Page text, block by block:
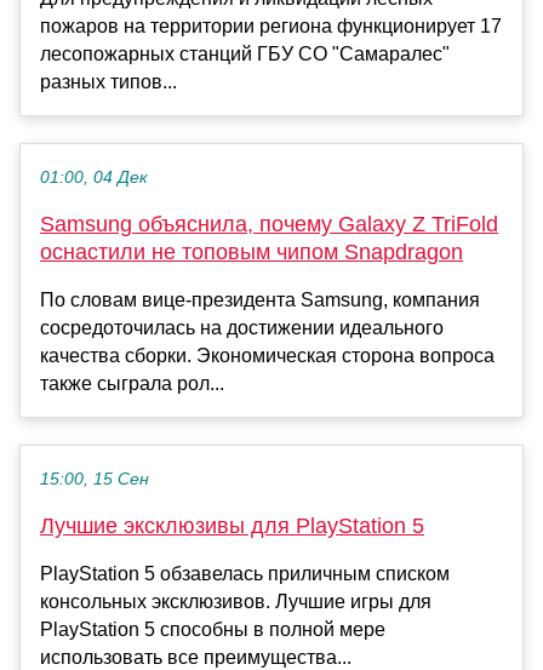
пожаров на территории региона функционирует 17
лесопожарных станций ГБУ СО "Самаралес"
разных типов...
01:00, 04 Дек
Samsung объяснила, почему Galaxy Z TriFold
оснастили не топовым чипом Snapdragon
По словам вице-президента Samsung, компания
сосредоточилась на достижении идеального
качества сборки. Экономическая сторона вопроса
также сыграла рол...
15:00, 15 Сен
Лучшие эксклюзивы для PlayStation 5
PlayStation 5 обзавелась приличным списком
консольных эксклюзивов. Лучшие игры для
PlayStation 5 способны в полной мере
использовать все преимущества...